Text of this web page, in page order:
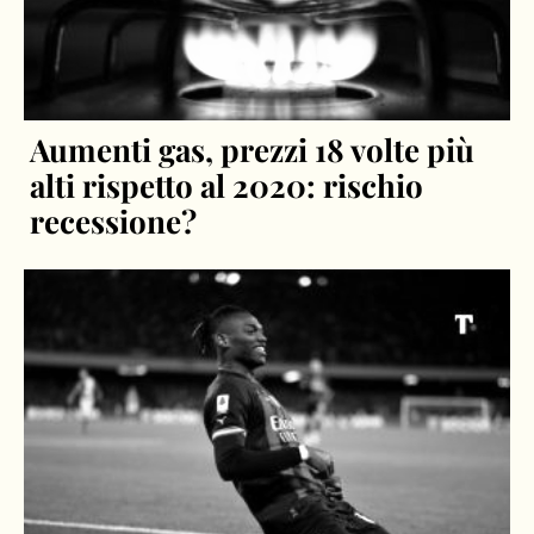
Aumenti gas, prezzi 18 volte più
alti rispetto al 2020: rischio
recessione?